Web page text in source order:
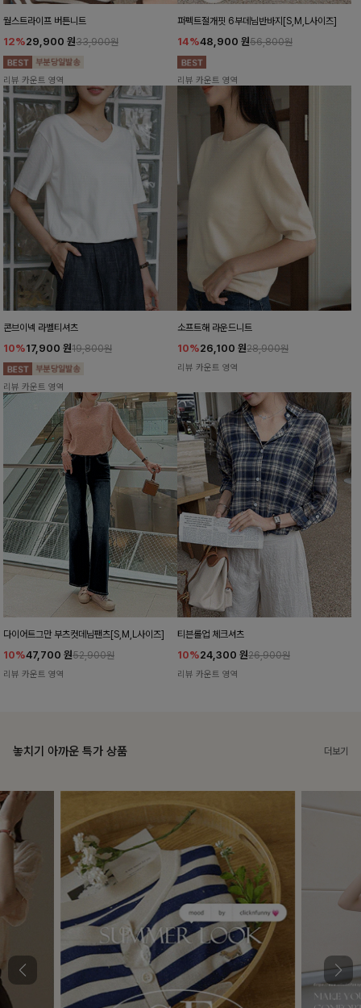
월스트라이프 버튼니트
12%29,900 원33,900원
리뷰 카운트 영역
퍼펙트절개핏 6부데님반바지[S,M,L사이즈]
14%48,900 원56,800원
리뷰 카운트 영역
콘브이넥 라벨티셔츠
10%17,900 원19,800원
리뷰 카운트 영역
소프트해 라운드니트
10%26,100 원28,900원
리뷰 카운트 영역
다이어트그만 부츠컷데님팬츠[S,M,L사이즈]
10%47,700 원52,900원
리뷰 카운트 영역
티븐롤업 체크셔츠
10%24,300 원26,900원
리뷰 카운트 영역
놓치기 아까운 특가 상품 더보기